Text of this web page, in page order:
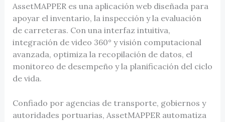
AssetMAPPER es una aplicación web diseñada para
apoyar el inventario, la inspección y la evaluación
de carreteras. Con una interfaz intuitiva,
integración de video 360° y visión computacional
avanzada, optimiza la recopilación de datos, el
monitoreo de desempeño y la planificación del ciclo
de vida.
Confiado por agencias de transporte, gobiernos y
autoridades portuarias, AssetMAPPER automatiza